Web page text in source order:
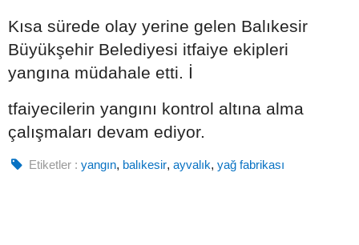
Kısa sürede olay yerine gelen Balıkesir
Büyükşehir Belediyesi itfaiye ekipleri
yangına müdahale etti. İ
tfaiyecilerin yangını kontrol altına alma
çalışmaları devam ediyor.
Etiketler : yangın, balıkesir,ayvalık,yağ fabrikası